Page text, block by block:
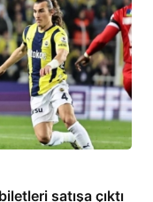
satışa çıktı